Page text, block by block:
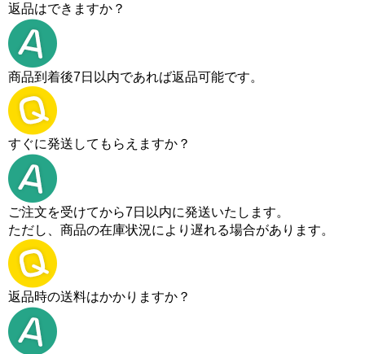
返品はできますか？
商品到着後7日以内であれば返品可能です。
すぐに発送してもらえますか？
ご注文を受けてから7日以内に発送いたします。
ただし、商品の在庫状況により遅れる場合があります。
返品時の送料はかかりますか？